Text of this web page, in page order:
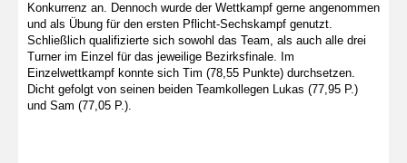
Konkurrenz an. Dennoch wurde der Wettkampf gerne angenommen
und als Übung für den ersten Pflicht-Sechskampf genutzt.
Schließlich qualifizierte sich sowohl das Team, als auch alle drei
Turner im Einzel für das jeweilige Bezirksfinale. Im
Einzelwettkampf konnte sich Tim (78,55 Punkte) durchsetzen.
Dicht gefolgt von seinen beiden Teamkollegen Lukas (77,95 P.)
und Sam (77,05 P.).